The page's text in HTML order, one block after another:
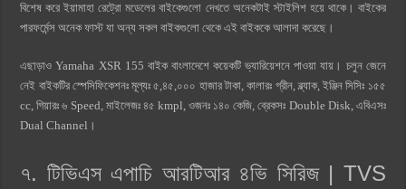
বিশেষ করে ইয়ামাহা রেট্রো মডেলের বাইকেগুলো দেখতে অনেকটাই স্টাইলিশ হয়ে থাকে। বাইকের
পারফর্মেন্স অনেক ফাস্ট যা অন্য সকল বাইকগুলো থেকে এই বাইককে আলাদা করেছে।
এছাড়াও Yamaha XSR 155 বাইক বাংলাদেশে কয়েকটি ভ্যারিয়েশনে পাওয়া যায়। চলুন জেনে
নেই বাইকটির স্পেসিফিকেশনঃ মূল্যঃ ৫,৪৫,০০০ হাজার টাকা, কালারঃ গ্রীন, ব্ল্যাক, ইঞ্জিন সিসিঃ ১৫৫
cc, গিয়ারঃ ৬ Speed, মাইলেজঃ ৪৫ kmpl, ওজনঃ ১৪০ কেজি, ব্রেকসঃ Double Disk, এবিএসঃ
Dual Channel।
৭. টিভিএস এপাচি আরটিআর ৪ভি সিরিজ | TVS